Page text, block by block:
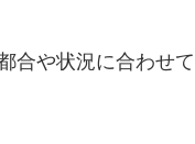
合や状況に合わせて